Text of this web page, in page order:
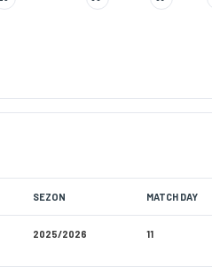
SEZON MATCH DAY
2025/2026 11